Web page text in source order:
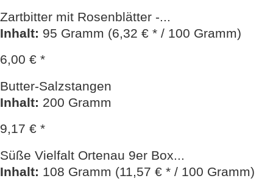
Zartbitter mit Rosenblätter -...
Inhalt: 95 Gramm (6,32 € * / 100 Gramm)
6,00 € *
Butter-Salzstangen
Inhalt: 200 Gramm
9,17 € *
Süße Vielfalt Ortenau 9er Box...
Inhalt: 108 Gramm (11,57 € * / 100 Gramm)